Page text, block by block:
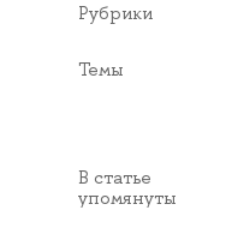
Рубрики
Темы
В статье
упомянуты